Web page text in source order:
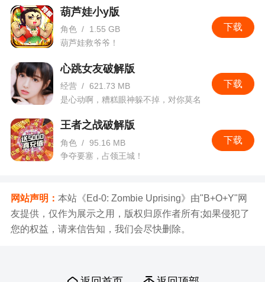
下载
葫芦娃小y版
角色 /
1.55 GB
葫芦娃救爷爷！
下载
心跳女友破解版
经营 / 621.73 MB
是心动啊，糟糕眼神躲不掉，对你莫名
下载
王者之战破解版
角色 / 95.16 MB
争夺要塞，占领王城！
网站声明： 本站《Ed-0: Zombie Uprising》由"B+O+Y"网
友提供，仅作为展示之用，版权归原作者所有;如果侵犯了
您的权益，请来信告知，我们会尽快删除。